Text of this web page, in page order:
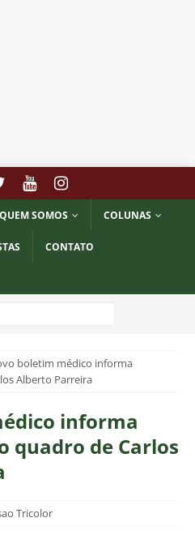
QUEM SOMOS COLUNAS
CONTATO
boletim médico informa
Alberto Parreira
informa
quadro de Carlos
Tricolor